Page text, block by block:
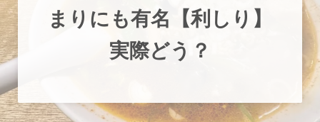
まりにも有名【利しり】
実際どう？